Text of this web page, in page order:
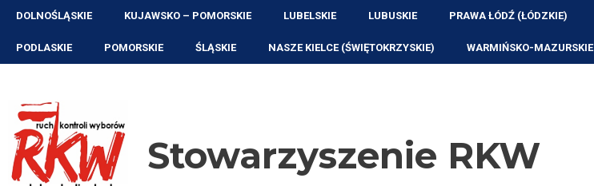
Przejdź
treści
DOLNOŚLĄSKIE KUJAWSKO – POMORSKIE LUBELSKIE LUBUSKIE PRAWA ŁÓDŹ (ŁÓDZKIE)
PODLASKIE POMORSKIE ŚLĄSKIE NASZE KIELCE (ŚWIĘTOKRZYSKIE) WARMIŃSKO-MAZURSKIE
Stowarzyszenie RKW